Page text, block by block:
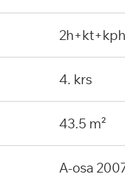
4. krs
43.5 m²
A-osa